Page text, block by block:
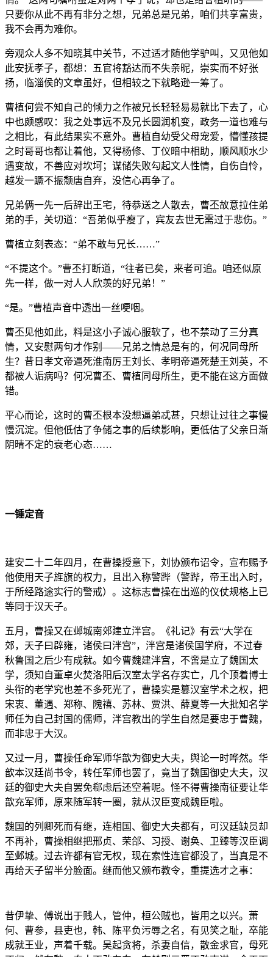
只要你从此不再有非分之想，兄弟总是兄弟，咱们共享富贵，
我不会再为难你。
旁观众人多不知晓其中关节，不过适才随他学驴叫，又见他如
此安抚孝子，都想：五官将豁达而不失亲昵，崇实而不好张
扬，临淄侯的文章虽好，但相较之下就略逊一筹了。
曹植何尝不知自己的倾力之作被兄长轻轻易易就比下去了，心
中也颇感叹：我之处事远不及兄长圆润机变，政务一道也难与
之相比，有此结果实不意外。曹植自幼受父母宠爱，懵懂孩提
之时哥哥也都让着他，又得杨修、丁仪暗中相助，顺风顺水少
遇变故，不善应对坎坷；谋储失败勾起文人性情，自伤自怜，
越发一蹶不振颓唐自弃，没信心再争了。
兄弟俩一先一后辞出王宅，待恭送之人散去，曹丕故意拉住弟
弟的手，关切道：“吾弟似乎瘦了，宾友去世无需过于悲伤。”
曹植立刻表态：“弟不敢与兄长……”
“不提这个。”曹丕打断道，“往者已矣，来者可追。咱还似原
先一样，做一对人人欣羡的好兄弟！”
“是。”曹植声音中透出一丝哽咽。
曹丕见他如此，料是这小子诚心服软了，也不禁动了三分真
情，又安慰两句才作别——兄弟之情总是有的，何况同母所
生？昔日孝文帝逼死淮南厉王刘长、孝明帝逼死楚王刘英，不
都被人诟病吗？何况曹丕、曹植同母所生，更不能在这方面做
错。
平心而论，这时的曹丕根本没想逼弟忒甚，只想让过往之事慢
慢沉淀。但他低估了争储之事的后续影响，更低估了父亲日渐
阴晴不定的衰老心态……
一锤定音
建安二十二年四月，在曹操授意下，刘协颁布诏令，宣布赐予
他使用天子旌旗的权力，且出入称警跸（警跸，帝王出入时，
于所经路途实行的警戒）。这标志曹操在出巡的仪仗规格上已
等同于汉天子。
五月，曹操又在邺城南郊建立泮宫。《礼记》有云“大学在
郊，天子曰辟雍，诸侯曰泮宫”，泮宫是诸侯国学府，不过春
秋鲁国之后少有成就。如今曹魏建泮宫，不啻是立了魏国太
学，须知自董卓火焚洛阳后汉室太学名存实亡，几个顶着博士
头衔的老学究也差不多死光了，曹操实是篡汉室学术之权，把
宋衷、董遇、郑称、隗禧、苏林、贾洪、薛夏等一大批知名学
师任为自己封国的儒师，泮宫教出的学生自然是要忠于曹魏，
而非忠于大汉。
又过一月，曹操任命军师华歆为御史大夫，舆论一时哗然。华
歆本汉廷尚书令，转任军师也罢了，竟当了魏国御史大夫，汉
廷的御史大夫自罢免郗虑后还空着呢。怪不得曹操南征要让华
歆充军师，原来随军转一圈，就从汉臣变成魏臣啦。
魏国的列卿死而有继，连相国、御史大夫都有，可汉廷缺员却
不再补，曹操相继把邢贞、荣郃、习授、谢奂、卫臻等汉臣调
至邺城。过去许都有官无权，现在索性连官都没了，当真是不
再给天子留半分脸面。继而他又颁布教令，重提选才之事：
昔伊挚、傅说出于贱人，管仲，桓公贼也，皆用之以兴。萧
何、曹参，县吏也，韩、陈平负污辱之名，有见笑之耻，卒能
成就王业，声着千载。吴起贪将，杀妻自信，散金求官，母死